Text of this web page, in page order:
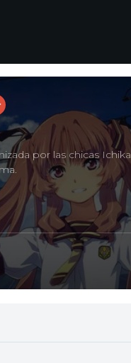
por las chicas Ichika